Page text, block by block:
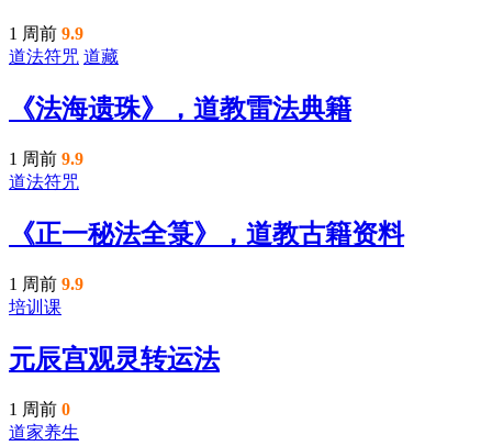
1 周前 9.9
道法符咒 道藏
《法海遗珠》，道教雷法典籍
1 周前 9.9
道法符咒
《正一秘法全箓》，道教古籍资料
1 周前 9.9
培训课
元辰宫观灵转运法
1 周前 0
道家养生